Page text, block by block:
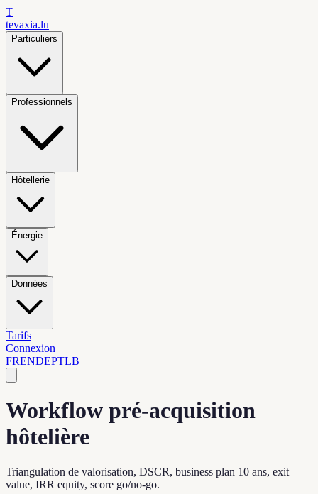
T
tevaxia.lu
Particuliers
Professionnels
Hôtellerie
Énergie
Données
Tarifs
Connexion
FRENDEPTLB
Workflow pré-acquisition
hôtelière
Triangulation de valorisation, DSCR, business plan 10 ans, exit
value, IRR equity, score go/no-go.